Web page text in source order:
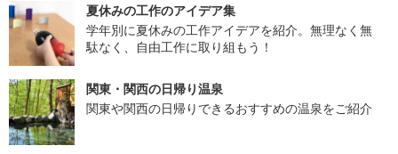
夏休みの工作のアイデア集
学年別に夏休みの工作アイデアを紹介。無理なく無
駄なく、自由工作に取り組もう！
関東・関西の日帰り温泉
関東や関西の日帰りできるおすすめの温泉をご紹介